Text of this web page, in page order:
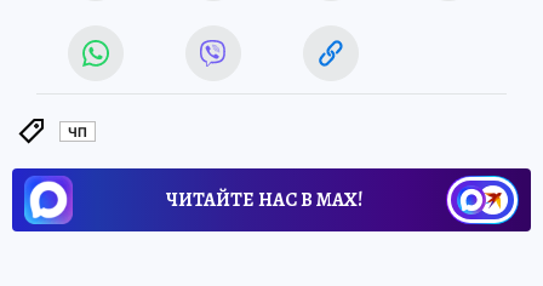
ЧП
ЧИТАЙТЕ НАС В МАХ!